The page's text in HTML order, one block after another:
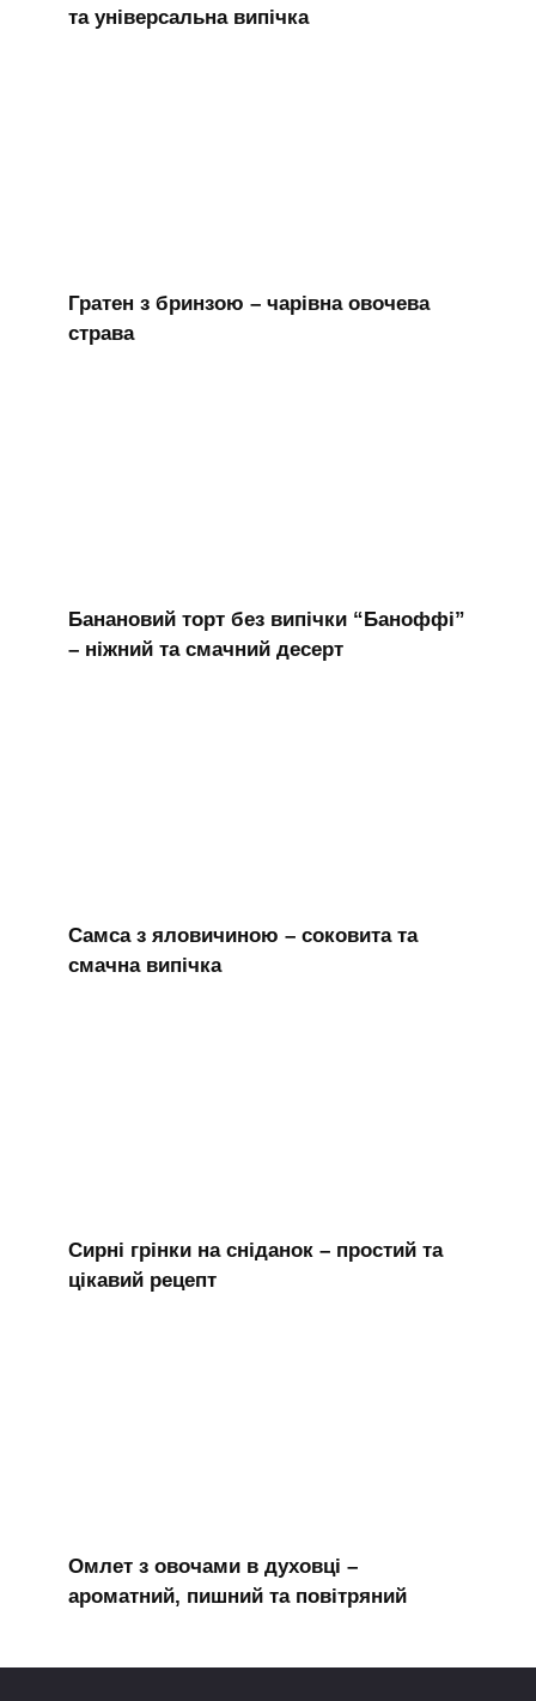
та універсальна випічка
Гратен з бринзою – чарівна овочева
страва
Банановий торт без випічки “Баноффі”
– ніжний та смачний десерт
Самса з яловичиною – соковита та
смачна випічка
Сирні грінки на сніданок – простий та
цікавий рецепт
Омлет з овочами в духовці –
ароматний, пишний та повітряний